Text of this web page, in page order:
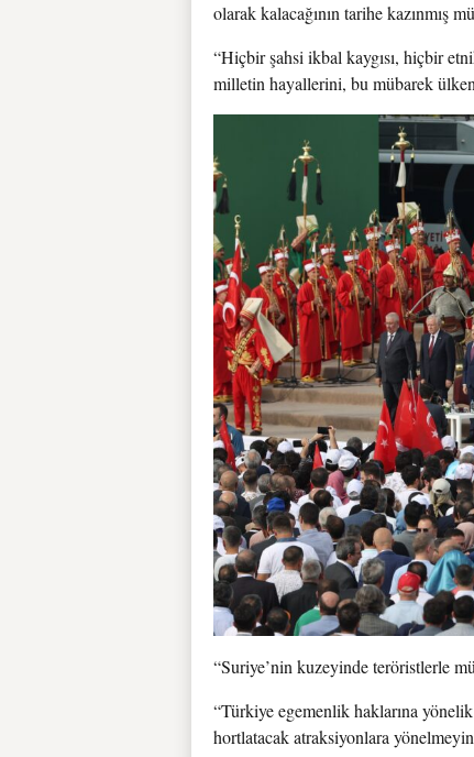
olarak kalacağının tarihe kazınmış
“Hiçbir şahsi ikbal kaygısı, hiçbir
milletin hayallerini, bu mübarek
“Suriye’nin kuzeyinde teröristlerle
“Türkiye egemenlik haklarına
hortlatacak atraksiyonlara